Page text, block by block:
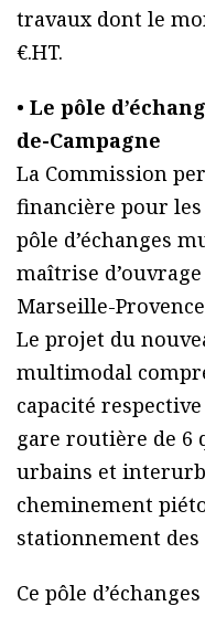
travaux dont le
€.HT.
• Le pôle
de-Campagne
La Commission
financière pour
pôle d’échanges
maîtrise
Marseille-
Le projet du
multimodal
capacité
gare routière de 6
urbains et
cheminement
stationnement des
Ce pôle